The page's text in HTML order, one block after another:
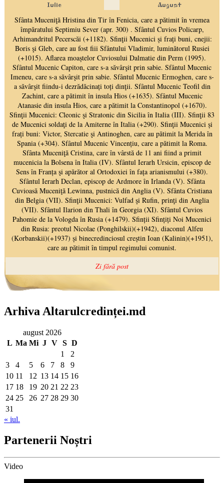
Arhiva Altarulcredinței.md
august 2026
L Ma Mi J V S D
1
2
3
4 5 6 7 8
9
10 11 12 13 14 15 16
17 18 19 20 21 22 23
24 25 26 27 28 29 30
31
« iul.
Partenerii Noștri
Video